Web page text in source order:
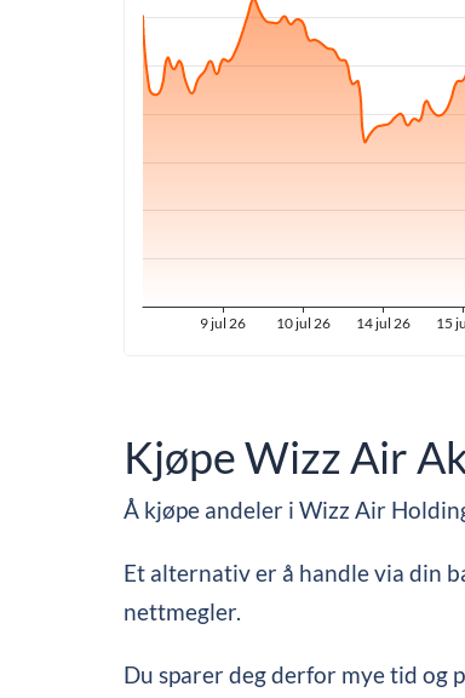
Kjøpe Wizz Air
Å kjøpe andeler i Wizz Air
Et alternativ er å handle via din
nettmegler.
Du sparer deg derfor mye tid og